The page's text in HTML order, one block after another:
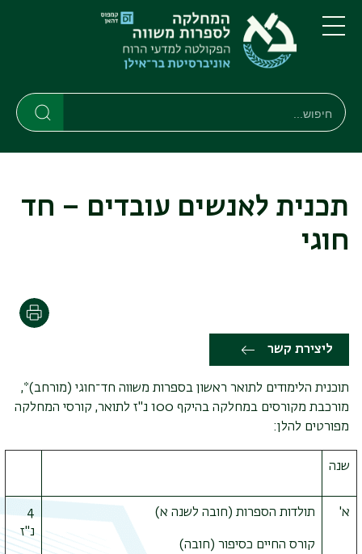
דילוג
לתוכן
העיקרי
דילוג
לתפריט
ניווט
ראשי
תפריט
חיפוש
חיפוש
תכנית לאנשים עובדים – חד
חוגי
ליצירת קשר
תוכנית הלימודים לתואר ראשון בספרות משווה חד־חוגי (מורחב)*,
מורכבת מקורסים במחלקה בהיקף 100 נ"ז לתואר, קורסי המחלקה
מפורטים להלן:
שנה
א' תולדות הספרות (חובה לשנה א)
קורס החיים כסיפור (חובה)
4
נ"ז